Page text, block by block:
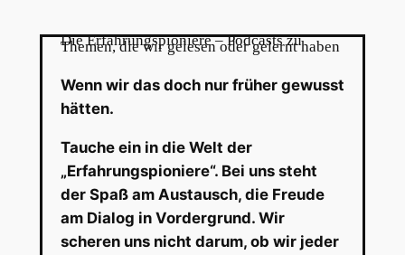
Die Erfahrungspioniere – Podcasts zu
Themen, die wir gelesen oder gelernt haben
Wenn wir das doch nur früher gewusst
hätten.
Tauche ein in die Welt der
„Erfahrungspioniere“. Bei uns steht
der Spaß am Austausch, die Freude
am Dialog in Vordergrund. Wir
scheren uns nicht darum, ob wir jeder